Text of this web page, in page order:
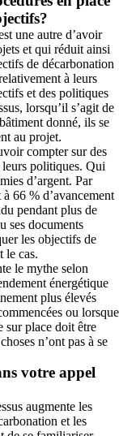
une autre d’avoir
et qui réduit ainsi
de décarbonation
à leurs
et des politiques
lorsqu’il s’agit de
donné, ils se
au projet.
compter sur des
leurs politiques. Qui
d’argent. Par
66 % d’avancement
pendant plus de
ses documents
les objectifs de
le cas.
le mythe selon
énergétique
plus élevés
ou lorsque
sur place doit être
n’ont pas à se
votre appel
augmente les
et les